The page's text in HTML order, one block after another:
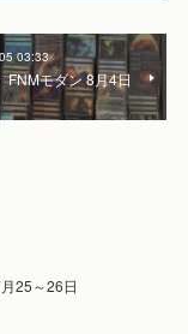
03:33
FNMモダン 8月4日
25～26日